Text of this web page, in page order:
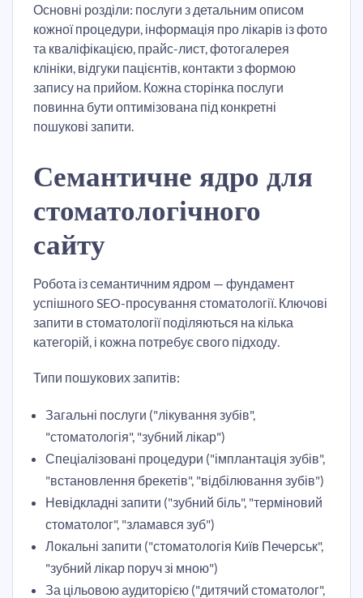
Основні розділи: послуги з детальним описом
кожної процедури, інформація про лікарів із фото
та кваліфікацією, прайс-лист, фотогалерея
клініки, відгуки пацієнтів, контакти з формою
запису на прийом. Кожна сторінка послуги
повинна бути оптимізована під конкретні
пошукові запити.
Семантичне ядро для
стоматологічного
сайту
Робота із семантичним ядром — фундамент
успішного SEO-просування стоматології. Ключові
запити в стоматології поділяються на кілька
категорій, і кожна потребує свого підходу.
Типи пошукових запитів:
Загальні послуги ("лікування зубів",
"стоматологія", "зубний лікар")
Спеціалізовані процедури ("імплантація зубів",
"встановлення брекетів", "відбілювання зубів")
Невідкладні запити ("зубний біль", "терміновий
стоматолог", "зламався зуб")
Локальні запити ("стоматологія Київ Печерськ",
"зубний лікар поруч зі мною")
За цільовою аудиторією ("дитячий стоматолог",